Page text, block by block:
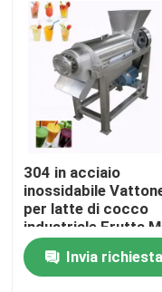
Visita alla fabbrica
Controllo Qualità
Contattaci
Notizie
Casi
304 in acciaio
inossidabile
per latte di cocco
industriale Frutta
Melone Arancione
Succo d'arancia
Macinatore di
Invia richiesta